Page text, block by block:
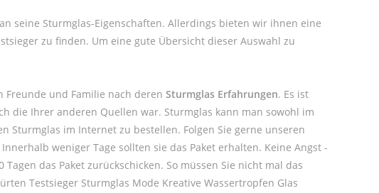
seine Sturmglas-Eigenschaften. Allerdings bieten wir ihnen eine
zu finden. Um eine gute Übersicht dieser Auswahl zu
und Familie nach deren Sturmglas Erfahrungen. Es ist
die Ihrer anderen Quellen war. Sturmglas kann man sowohl im
Sturmglas im Internet zu bestellen. Folgen Sie gerne unseren
weniger Tage sollten sie das Paket erhalten. Keine Angst -
das Paket zurückschicken. So müssen Sie nicht mal das
Testsieger Sturmglas Mode Kreative Wassertropfen Glas